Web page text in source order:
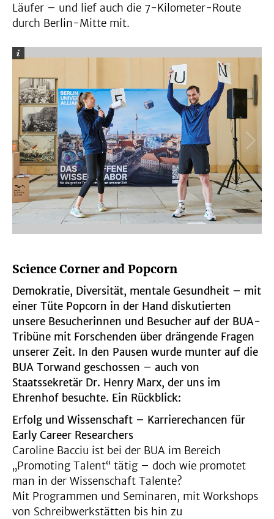
Läufer – und lief auch die 7-Kilometer-Route
durch Berlin-Mitte mit.
Science Corner and Popcorn
Demokratie, Diversität, mentale Gesundheit – mit
einer Tüte Popcorn in der Hand diskutierten
unsere Besucherinnen und Besucher auf der BUA-
Tribüne mit Forschenden über drängende Fragen
unserer Zeit. In den Pausen wurde munter auf die
BUA Torwand geschossen – auch von
Staatssekretär Dr. Henry Marx, der uns im
Ehrenhof besuchte. Ein Rückblick:
Erfolg und Wissenschaft – Karrierechancen für
Early Career Researchers
Caroline Bacciu ist bei der BUA im Bereich
„Promoting Talent“ tätig – doch wie promotet
man in der Wissenschaft Talente?
Mit Programmen und Seminaren, mit Workshops
von Schreibwerkstätten bis hin zu